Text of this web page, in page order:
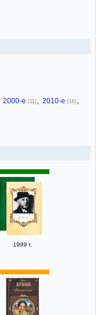
2000-е (11) , 2010-е (16) ,
1999 г.